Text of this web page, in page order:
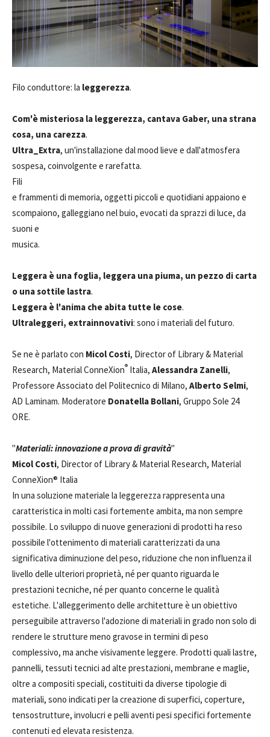
Filo conduttore: la leggerezza.
Com'è misteriosa la leggerezza, cantava Gaber, una strana
cosa, una carezza.
Ultra_Extra, un'installazione dal mood lieve e dall'atmosfera
sospesa, coinvolgente e rarefatta.
Fili
e frammenti di memoria, oggetti piccoli e quotidiani appaiono e
scompaiono, galleggiano nel buio, evocati da sprazzi di luce, da
suoni e
musica.
Leggera è una foglia, leggera una piuma, un pezzo di carta
o una sottile lastra.
Leggera è l'anima che abita tutte le cose.
Ultraleggeri, extrainnovativi: sono i materiali del futuro.
Se ne è parlato con Micol Costi, Director of Library & Material
Research, Material ConneXion® Italia, Alessandra Zanelli,
Professore Associato del Politecnico di Milano, Alberto Selmi,
AD Laminam. Moderatore Donatella Bollani, Gruppo Sole 24
ORE.
"Materiali: innovazione a prova di gravità"
Micol Costi, Director of Library & Material Research, Material
ConneXion® Italia
In una soluzione materiale la leggerezza rappresenta una
caratteristica in molti casi fortemente ambita, ma non sempre
possibile. Lo sviluppo di nuove generazioni di prodotti ha reso
possibile l'ottenimento di materiali caratterizzati da una
significativa diminuzione del peso, riduzione che non influenza il
livello delle ulteriori proprietà, né per quanto riguarda le
prestazioni tecniche, né per quanto concerne le qualità
estetiche. L'alleggerimento delle architetture è un obiettivo
perseguibile attraverso l'adozione di materiali in grado non solo di
rendere le strutture meno gravose in termini di peso
complessivo, ma anche visivamente leggere. Prodotti quali lastre,
pannelli, tessuti tecnici ad alte prestazioni, membrane e maglie,
oltre a compositi speciali, costituiti da diverse tipologie di
materiali, sono indicati per la creazione di superfici, coperture,
tensostrutture, involucri e pelli aventi pesi specifici fortemente
contenuti ed elevata resistenza.